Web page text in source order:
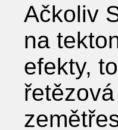
Ačkoliv
na
efekty,